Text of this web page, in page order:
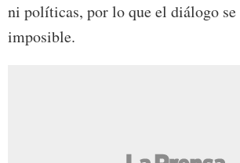
ni políticas, por lo que el diálogo
imposible.